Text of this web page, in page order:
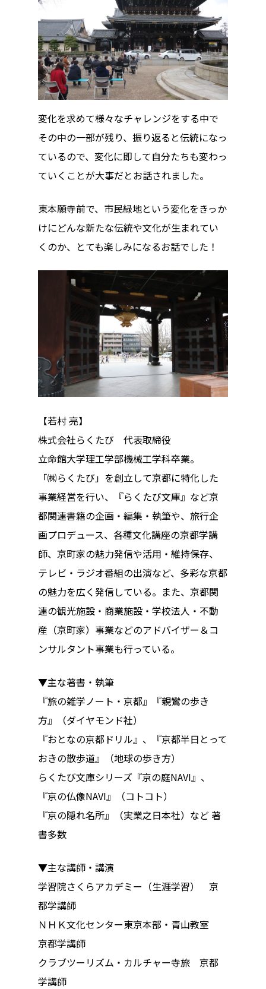
変化を求めて様々なチャレンジをする中で
その中の一部が残り、振り返ると伝統になっ
ているので、変化に即して自分たちも変わっ
ていくことが大事だとお話されました。
東本願寺前で、市民緑地という変化をきっか
けにどんな新たな伝統や文化が生まれてい
くのか、とても楽しみになるお話でした！
【若村 亮】
株式会社らくたび 代表取締役
立命館大学理工学部機械工学科卒業。
「㈱らくたび」を創立して京都に特化した
事業経営を行い、『らくたび文庫』など京
都関連書籍の企画・編集・執筆や、旅行企
画プロデュース、各種文化講座の京都学講
師、京町家の魅力発信や活用・維持保存、
テレビ・ラジオ番組の出演など、多彩な京都
の魅力を広く発信している。また、京都関
連の観光施設・商業施設・学校法人・不動
産（京町家）事業などのアドバイザー＆コ
ンサルタント事業も行っている。
▼主な著書・執筆
『旅の雑学ノート・京都』『親鸞の歩き
方』（ダイヤモンド社）
『おとなの京都ドリル』、『京都半日とって
おきの散歩道』（地球の歩き方）
らくたび文庫シリーズ『京の庭NAVI』、
『京の仏像NAVI』（コトコト）
『京の隠れ名所』（実業之日本社）など 著
書多数
▼主な講師・講演
学習院さくらアカデミー（生涯学習） 京
都学講師
ＮＨＫ文化センター東京本部・青山教室
京都学講師
クラブツーリズム・カルチャー寺旅 京都
学講師